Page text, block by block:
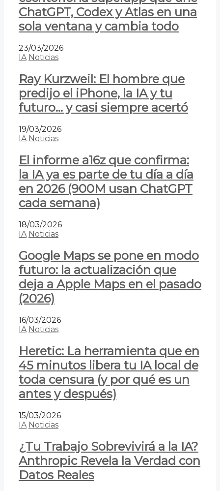
ChatGPT, Codex y Atlas en una
sola ventana y cambia todo
23/03/2026
IA Noticias
Ray Kurzweil: El hombre que
predijo el iPhone, la IA y tu
futuro… y casi siempre acertó
19/03/2026
IA Noticias
El informe a16z que confirma:
la IA ya es parte de tu día a día
en 2026 (900M usan ChatGPT
cada semana)
18/03/2026
IA Noticias
Google Maps se pone en modo
futuro: la actualización que
deja a Apple Maps en el pasado
(2026)
16/03/2026
IA Noticias
Heretic: La herramienta que en
45 minutos libera tu IA local de
toda censura (y por qué es un
antes y después)
15/03/2026
IA Noticias
¿Tu Trabajo Sobrevivirá a la IA?
Anthropic Revela la Verdad con
Datos Reales